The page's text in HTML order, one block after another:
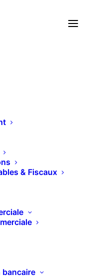
& Fiscaux
bancaire
Facture